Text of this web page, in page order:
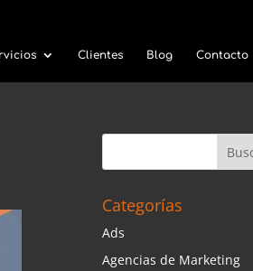
Clientes Blog Contacto
Categorías
Ads
Agencias de Marketing